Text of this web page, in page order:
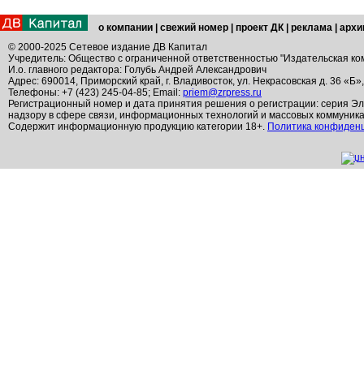
о компании свежий номер проект ДК реклама
© 2000-2025 Сетевое издание ДВ Капитал
Учредитель: Общество с ограниченной ответственностью "Издательская
И.о. главного редактора: Голубь Андрей Александрович
Адрес: 690014, Приморский край, г. Владивосток, ул. Некрасовская д. 36
Телефоны: +7 (423) 245-04-85; Email: priem@zrpress.ru
Регистрационный номер и дата принятия решения о регистрации: серия
надзору в сфере связи, информационных технологий и массовых
Содержит информационную продукцию категории 18+. Политика